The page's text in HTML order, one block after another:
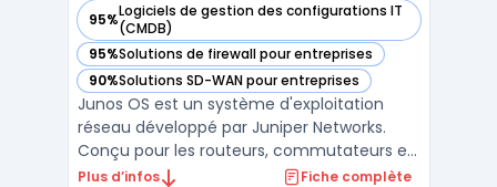
95%Logiciels de gestion des configurations IT
(CMDB)
— voir Junos OS dans cette catégorie
95%Solutions de firewall pour entreprises
— voir Junos OS dans cette catégorie
90%Solutions SD-WAN pour entreprises
— voir Junos OS dans cette catégorie
Junos OS est un système d'exploitation
réseau développé par Juniper Networks.
Conçu pour les routeurs, commutateurs et
pare-feu de la marque, il repose sur une
Plus d’infos Fiche complète